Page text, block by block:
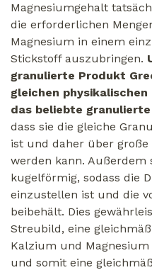
Magnesiumgehalt
die erforderlichen
Magnesium in einem
Stickstoff auszubringen.
granulierte Produkt
gleichen
das beliebte
dass sie die gleiche
ist und daher über
werden kann. Außerdem
kugelförmig, sodass die
einzustellen ist und die
beibehält. Dies
Streubild, eine
Kalzium und
und somit eine